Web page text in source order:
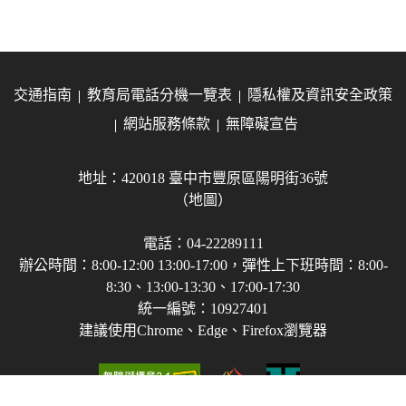
交通指南 教育局電話分機一覽表
隱私權及資訊安全政策
網站服務條款
無障礙宣告
地址：420018 臺中市豐原區陽明街36號
（地圖）
電話：04-22289111
辦公時間：8:00-12:00 13:00-17:00，彈性上下班時間：8:00-
8:30、13:00-13:30、17:00-17:30
統一編號：10927401
建議使用Chrome、Edge、Firefox瀏覽器